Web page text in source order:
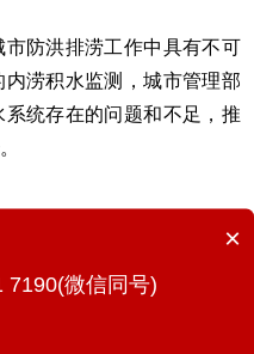
防洪排涝工作中具有不可
涝积水监测，城市管理部
统存在的问题和不足，推
×
7190(微信同号)